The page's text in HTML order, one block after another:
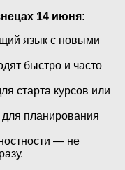
14 июня:
язык с новыми
быстро и часто
старта курсов или
для планирования
— не